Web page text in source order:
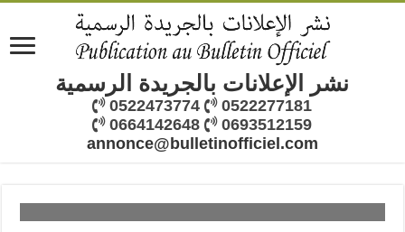
نشر الإعلانات بالجريدة الرسمية
0522473774
0522277181
0664142648
0693512159
annonce@bulletinofficiel.com